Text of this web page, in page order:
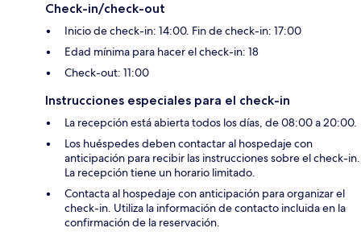
Check-in/check-out
Inicio de check-in: 14:00. Fin de check-in: 17:00
Edad mínima para hacer el check-in: 18
Check-out: 11:00
Instrucciones especiales para el check-in
La recepción está abierta todos los días, de 08:00 a 20:00.
Los huéspedes deben contactar al hospedaje con
anticipación para recibir las instrucciones sobre el check-in.
La recepción tiene un horario limitado.
Contacta al hospedaje con anticipación para organizar el
check-in. Utiliza la información de contacto incluida en la
confirmación de la reservación.